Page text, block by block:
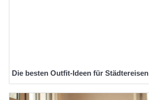
Die besten Outfit-Ideen für Städtereisen